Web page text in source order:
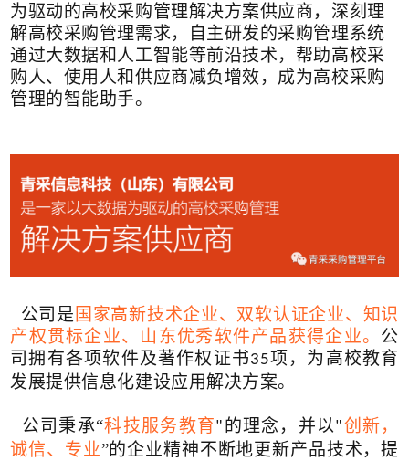
为驱动的高校采购管理解决方案供应商，深刻理
解高校采购管理需求，自主研发的采购管理系统
通过大数据和人工智能等前沿技术，帮助高校采
购人、使用人和供应商减负增效，成为高校采购
管理的智能助手。
公司是 国家高新技术企业、双软认证企业、知识
产权贯标企业、山东优秀软件产品获得企业。 公
司拥有各项软件及著作权证书35项，为高校教育
发展提供信息化建设应用解决方案。
公司秉承“科技服务教育" 的理念，并以"创新，
诚信、专业”的企业精神不断地更新产品技术，提